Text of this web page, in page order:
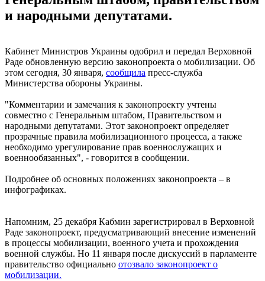
и народными депутатами.
Кабинет Министров Украины одобрил и передал Верховной
Раде обновленную версию законопроекта о мобилизации. Об
этом сегодня, 30 января, сообщила пресс-служба
Министерства обороны Украины.
"Комментарии и замечания к законопроекту учтены
совместно с Генеральным штабом, Правительством и
народными депутатами. Этот законопроект определяет
прозрачные правила мобилизационного процесса, а также
необходимо урегулирование прав военнослужащих и
военнообязанных", - говорится в сообщении.
Подробнее об основных положениях законопроекта – в
инфографиках.
Напомним, 25 декабря Кабмин зарегистрировал в Верховной
Раде законопроект, предусматривающий внесение изменений
в процессы мобилизации, военного учета и прохождения
военной службы. Но 11 января после дискуссий в парламенте
правительство официально отозвало законопроект о
мобилизации.